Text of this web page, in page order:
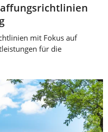
mit Fokus auf
für die